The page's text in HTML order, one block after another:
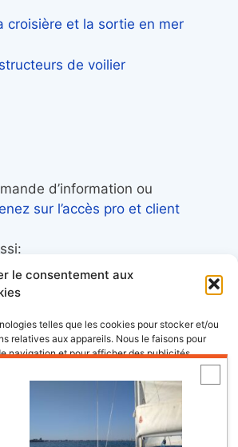
le consentement aux
telles que les cookies pour stocker et/ou
relatives aux appareils. Nous le faisons pour
navigation et pour afficher des publicités
à ces technologies nous autorisera à
que le comportement de navigation ou les ID
de ne pas consentir ou de retirer son
un effet négatif sur certaines fonctonnalités et
croisière et la sortie en mer
de voilier
d’information ou
sur l’accès pro et client
magazine du littoral et sa
Equipement outdoor pour
nautique
site d’annonces bateaux